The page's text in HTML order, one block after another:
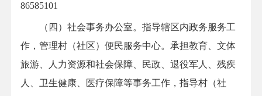
86585101
（四）社会事务办公室。指导辖区内政务服务工
作，管理村（社区）便民服务中心。承担教育、文体
旅游、人力资源和社会保障、民政、退役军人、残疾
人、卫生健康、医疗保障等事务工作，指导村（社